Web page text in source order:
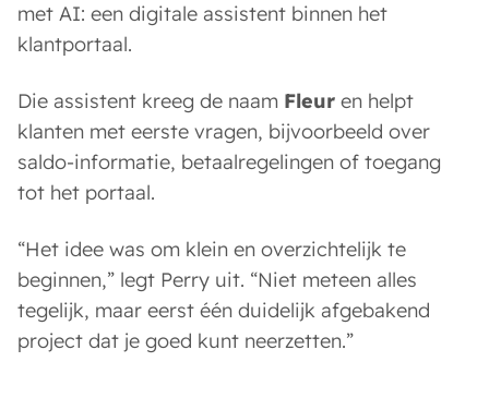
met AI: een digitale assistent binnen het
klantportaal.
Die assistent kreeg de naam Fleur en helpt
klanten met eerste vragen, bijvoorbeeld over
saldo-informatie, betaalregelingen of toegang
tot het portaal.
“Het idee was om klein en overzichtelijk te
beginnen,” legt Perry uit. “Niet meteen alles
tegelijk, maar eerst één duidelijk afgebakend
project dat je goed kunt neerzetten.”